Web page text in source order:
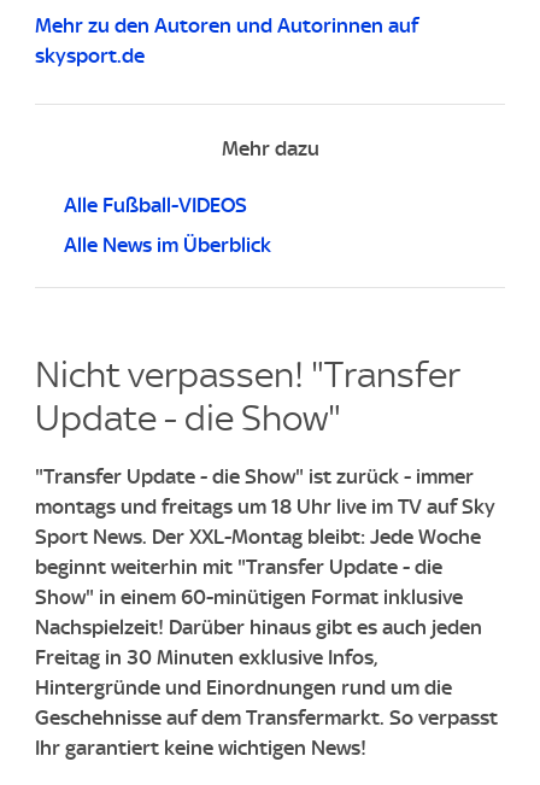
Mehr zu den Autoren und Autorinnen auf
skysport.de
Mehr dazu
Alle Fußball-VIDEOS
Alle News im Überblick
Nicht verpassen! "Transfer
Update - die Show"
"Transfer Update - die Show" ist zurück - immer
montags und freitags um 18 Uhr live im TV auf Sky
Sport News. Der XXL-Montag bleibt: Jede Woche
beginnt weiterhin mit "Transfer Update - die
Show" in einem 60-minütigen Format inklusive
Nachspielzeit! Darüber hinaus gibt es auch jeden
Freitag in 30 Minuten exklusive Infos,
Hintergründe und Einordnungen rund um die
Geschehnisse auf dem Transfermarkt. So verpasst
Ihr garantiert keine wichtigen News!